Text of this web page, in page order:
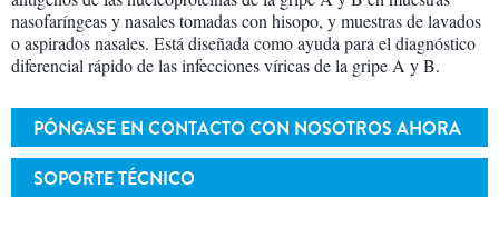
nasofaríngeas y nasales tomadas con hisopo, y muestras de lavados
o aspirados nasales. Está diseñada como ayuda para el diagnóstico
diferencial rápido de las infecciones víricas de la gripe A y B.
PÓNGASE EN CONTACTO CON NOSOTROS AHORA
SOPORTE TÉCNICO